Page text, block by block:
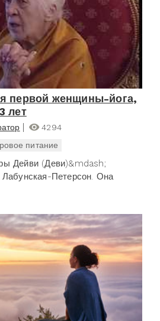
первой женщины-йога,
лет
4294
питание
Дейви (Деви)&mdash;
Лабунская-Петерсон. Она